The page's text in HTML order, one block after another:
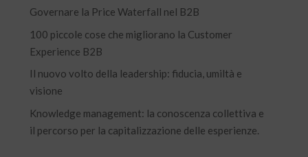
Governare la Price Waterfall nel B2B
100 piccole cose che migliorano la Customer
Experience B2B
Il nuovo volto della leadership: fiducia, umiltà e
visione
Knowledge management: la conoscenza collettiva e
il percorso per la capitalizzazione delle esperienze.